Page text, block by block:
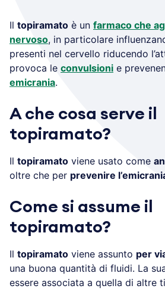
Il topiramato è un farmaco che
nervoso, in particolare
presenti nel cervello riducendo
provoca le convulsioni e
emicrania.
A che cosa serve il
topiramato?
Il topiramato viene usato come
oltre che per prevenire
Come si assume il
topiramato?
Il topiramato viene assunto per
una buona quantità di fluidi. La
essere associata a quella di altre